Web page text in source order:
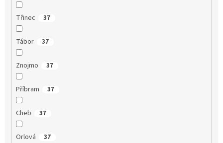
Třinec 37
Tábor 37
Znojmo 37
Příbram 37
Cheb 37
Orlová 37